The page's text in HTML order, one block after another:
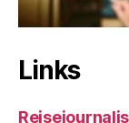
Links